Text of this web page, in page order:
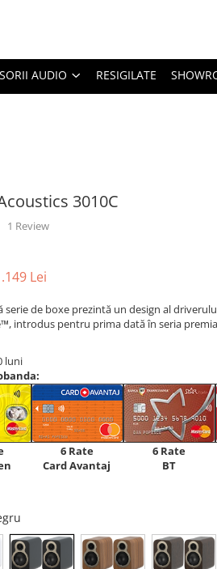
AUDIO RESIGILATE
3010C
1 Review
Lei
serie de boxe prezintă un design al
introdus pentru prima dată în seria
luni
6 Rate
Card Avantaj
6 Rate
BT